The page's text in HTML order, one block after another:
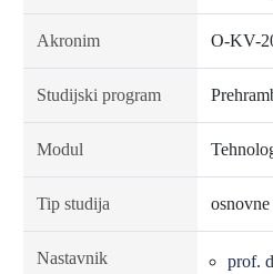
Akronim O-KV-
Studijski program
Modul
Tip studija
Nastavnik
prof.